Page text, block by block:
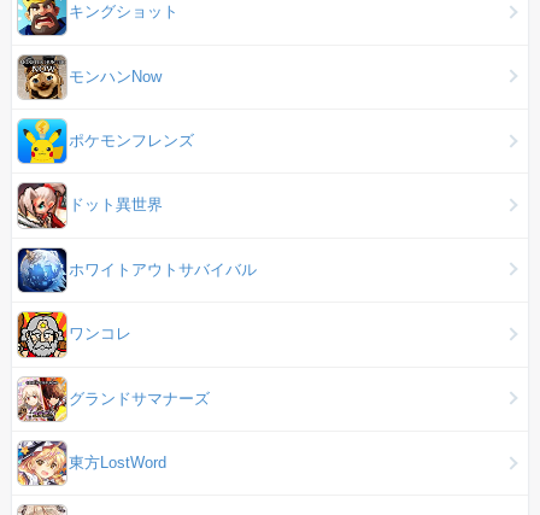
キングショット
モンハンNow
ポケモンフレンズ
ドット異世界
ホワイトアウトサバイバル
ワンコレ
グランドサマナーズ
東方LostWord